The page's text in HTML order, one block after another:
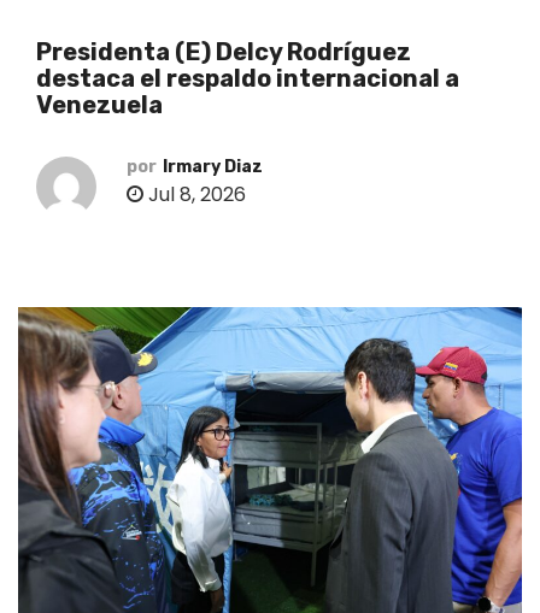
Presidenta (E) Delcy Rodríguez
destaca el respaldo internacional a
Venezuela
por Irmary Diaz
Jul 8, 2026